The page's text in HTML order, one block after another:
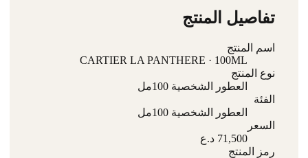
تفاصيل المنتج
اسم المنتج
CARTIER LA PANTHERE · 100ML
نوع المنتج
العطور الشخصية 100مل
الفئة
العطور الشخصية 100مل
السعر
71,500 د.ع
رمز المنتج